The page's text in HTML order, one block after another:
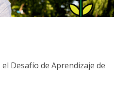
Desafío de Aprendizaje de